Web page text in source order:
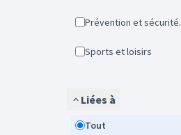
Prévention et sécurité.
Sports et loisirs
Liées à
Tout